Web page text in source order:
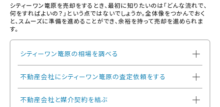
シティーワン篭原を売却をするとき、最初に知りたいのは「どんな流れで、
何をすればよいの？」という点ではないでしょうか。全体像をつかんでおく
と、スムーズに準備を進めることができ、余裕を持って売却を進められま
す。
シティーワン篭原の相場を調べる
不動産会社にシティーワン篭原の査定依頼をする
不動産会社と媒介契約を結ぶ